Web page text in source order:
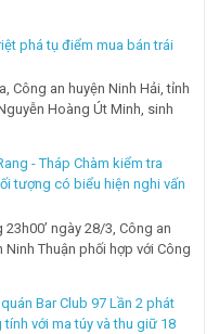
phá tụ điểm mua bán trái
Công an huyện Ninh Hải, tỉnh
Hoàng Út Minh, sinh
- Tháp Chàm kiểm tra
tượng có biểu hiện nghi vấn
ngày 28/3, Công an
Ninh Thuận phối hợp với Công
Bar Club 97 Lần 2 phát
với ma túy và thu giữ 18